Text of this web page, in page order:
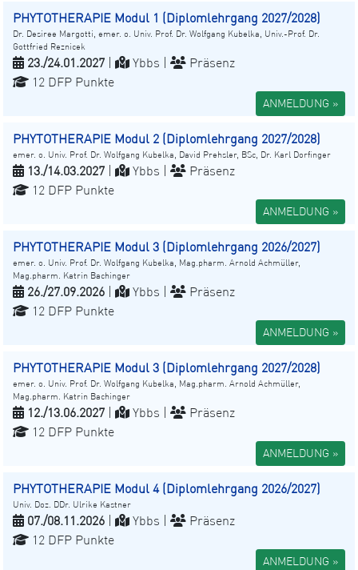
PHYTOTHERAPIE Modul 1 (Diplomlehrgang 2027/2028)
Dr. Desiree Margotti, emer. o. Univ. Prof. Dr. Wolfgang Kubelka, Univ.-Prof. Dr.
Gottfried Reznicek
23./24.01.2027 Ybbs |
Präsenz
12 DFP Punkte
ANMELDUNG »
PHYTOTHERAPIE Modul 2 (Diplomlehrgang 2027/2028)
emer. o. Univ. Prof. Dr. Wolfgang Kubelka, David Prehsler, BSc, Dr. Karl Dorfinger
13./14.03.2027 Ybbs |
Präsenz
12 DFP Punkte
ANMELDUNG »
PHYTOTHERAPIE Modul 3 (Diplomlehrgang 2026/2027)
emer. o. Univ. Prof. Dr. Wolfgang Kubelka, Mag.pharm. Arnold Achmüller,
Mag.pharm. Katrin Bachinger
26./27.09.2026 Ybbs |
Präsenz
12 DFP Punkte
ANMELDUNG »
PHYTOTHERAPIE Modul 3 (Diplomlehrgang 2027/2028)
emer. o. Univ. Prof. Dr. Wolfgang Kubelka, Mag.pharm. Arnold Achmüller,
Mag.pharm. Katrin Bachinger
12./13.06.2027 Ybbs |
Präsenz
12 DFP Punkte
ANMELDUNG »
PHYTOTHERAPIE Modul 4 (Diplomlehrgang 2026/2027)
Univ. Doz. DDr. Ulrike Kastner
07./08.11.2026 Ybbs |
Präsenz
12 DFP Punkte
ANMELDUNG »